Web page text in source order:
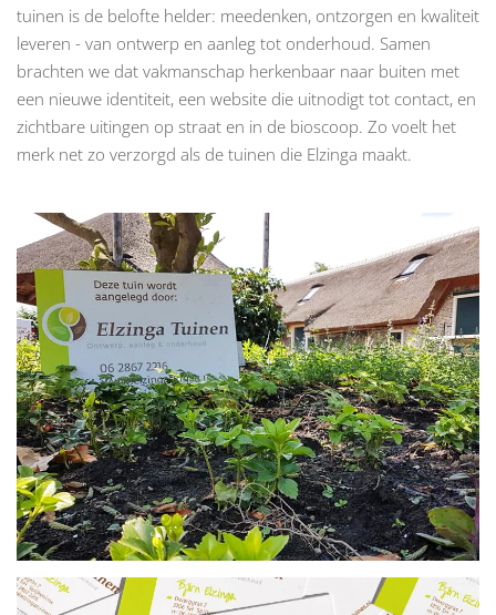
tuinen is de belofte helder: meedenken, ontzorgen en kwaliteit
leveren - van ontwerp en aanleg tot onderhoud. Samen
brachten we dat vakmanschap herkenbaar naar buiten met
een nieuwe identiteit, een website die uitnodigt tot contact, en
zichtbare uitingen op straat en in de bioscoop. Zo voelt het
merk net zo verzorgd als de tuinen die Elzinga maakt.